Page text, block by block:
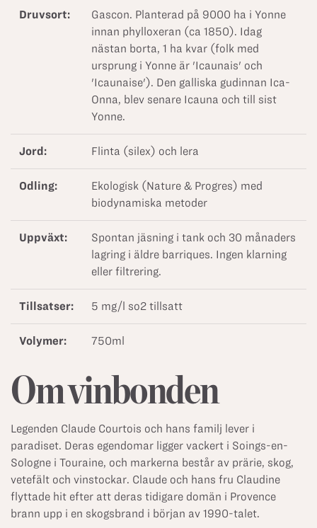
Druvsort:
Gascon. Planterad på 9000 ha i Yonne
innan phylloxeran (ca 1850). Idag
nästan borta, 1 ha kvar (folk med
ursprung i Yonne är 'Icaunais' och
'Icaunaise'). Den galliska gudinnan Ica-
Onna, blev senare Icauna och till sist
Yonne.
Jord: Flinta (silex) och lera
Odling:
Ekologisk (Nature & Progres) med
biodynamiska metoder
Uppväxt:
Spontan jäsning i tank och 30 månaders
lagring i äldre barriques. Ingen klarning
eller filtrering.
Tillsatser: 5 mg/l so2 tillsatt
Volymer: 750ml
Om vinbonden
Legenden Claude Courtois och hans familj lever i
paradiset. Deras egendomar ligger vackert i Soings-en-
Sologne i Touraine, och markerna består av prärie, skog,
vetefält och vinstockar. Claude och hans fru Claudine
flyttade hit efter att deras tidigare domän i Provence
brann upp i en skogsbrand i början av 1990-talet.